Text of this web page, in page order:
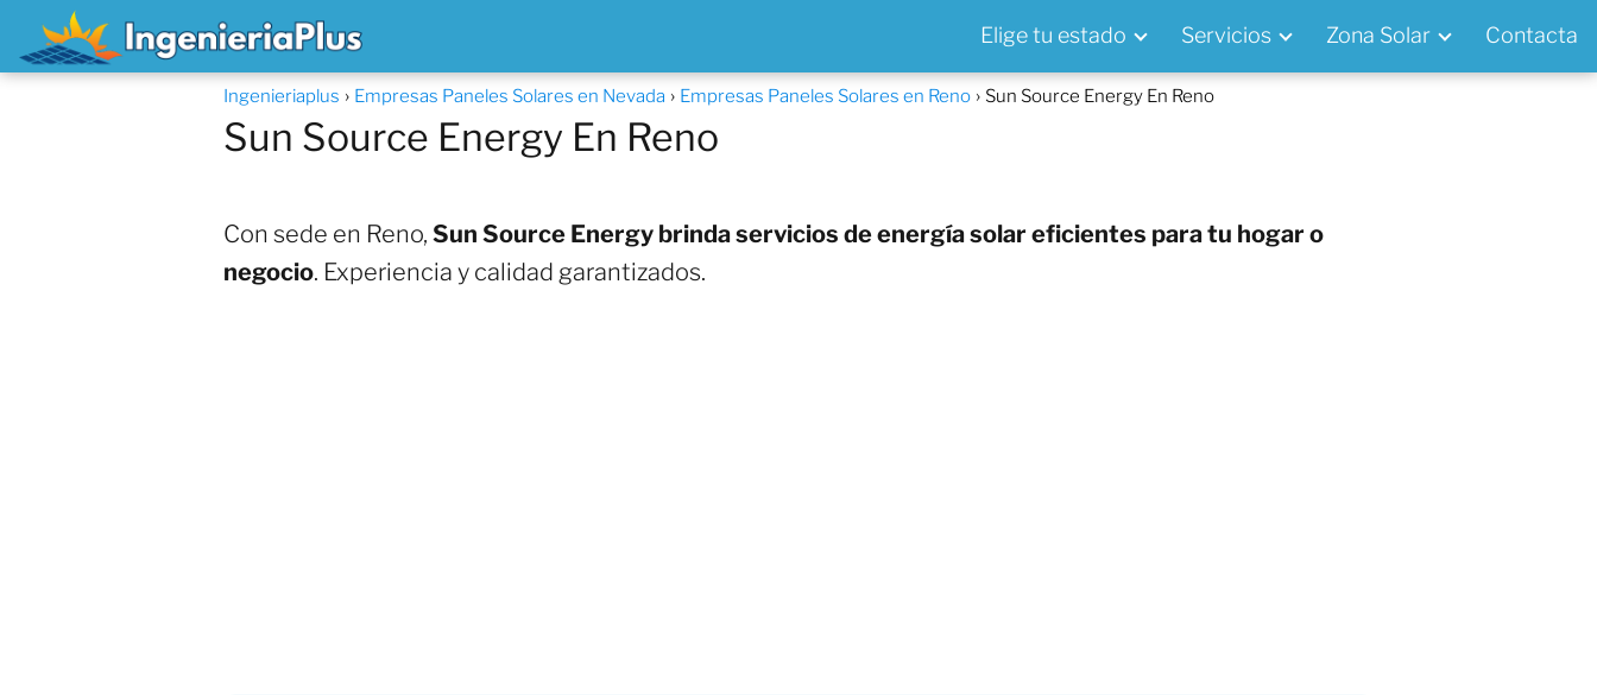
Elige tu estado Servicios Zona Solar Contacta
Ingenieriaplus Empresas Paneles Solares en Nevada Empresas Paneles Solares en Reno Sun Source Energy En Reno
Sun Source Energy En Reno
Con sede en Reno, Sun Source Energy brinda servicios de energía solar eficientes para tu hogar o
negocio. Experiencia y calidad garantizados.